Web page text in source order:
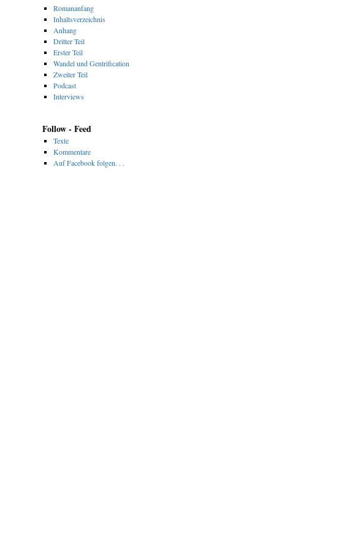
Romananfang
Inhaltsverzeichnis
Anhang
Dritter Teil
Erster Teil
Wandel und Gentrification
Zweiter Teil
Podcast
Interviews
Follow - Feed
Texte
Kommentare
Auf Facebook folgen. . .